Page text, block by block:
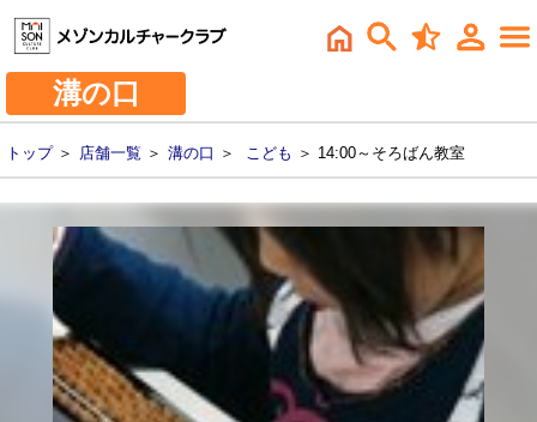
溝の口
トップ＞ 店舗一覧 ＞ 溝の口 ＞ こども ＞ 14:00～そろばん教室